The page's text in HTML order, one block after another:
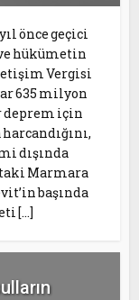
önce geçici
hükümetin
Vergisi
635 milyon
deprem için
dışında
Marmara
başında
[…]